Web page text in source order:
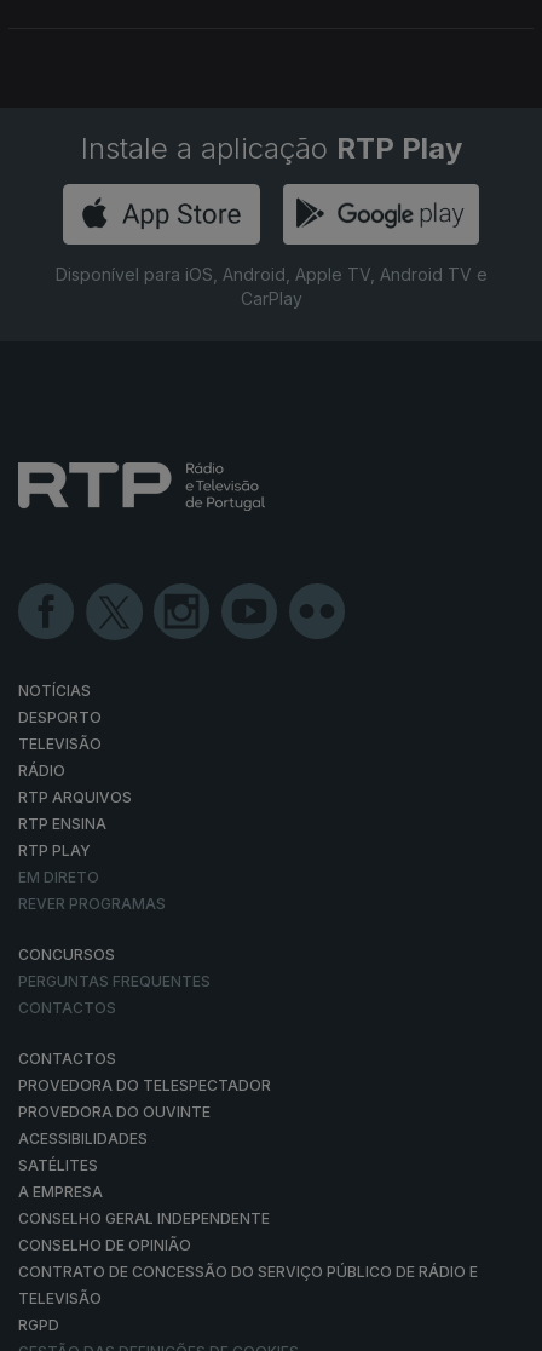
Instale a aplicação RTP Play
Disponível para iOS, Android, Apple TV, Android TV e
CarPlay
NOTÍCIAS
DESPORTO
TELEVISÃO
RÁDIO
RTP ARQUIVOS
RTP ENSINA
RTP PLAY
EM DIRETO
REVER PROGRAMAS
CONCURSOS
PERGUNTAS FREQUENTES
CONTACTOS
CONTACTOS
PROVEDORA DO TELESPECTADOR
PROVEDORA DO OUVINTE
ACESSIBILIDADES
SATÉLITES
A EMPRESA
CONSELHO GERAL INDEPENDENTE
CONSELHO DE OPINIÃO
CONTRATO DE CONCESSÃO DO SERVIÇO PÚBLICO DE RÁDIO E
TELEVISÃO
RGPD